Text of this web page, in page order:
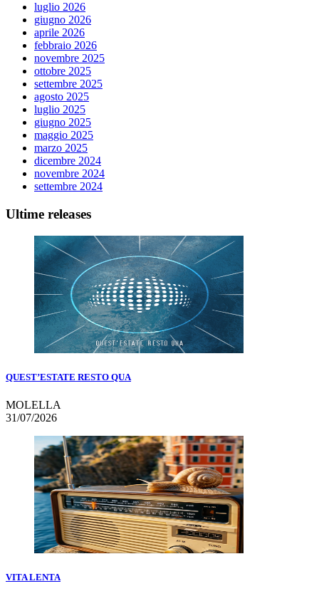
luglio 2026
giugno 2026
aprile 2026
febbraio 2026
novembre 2025
ottobre 2025
settembre 2025
agosto 2025
luglio 2025
giugno 2025
maggio 2025
marzo 2025
dicembre 2024
novembre 2024
settembre 2024
Ultime releases
QUEST’ESTATE RESTO QUA
MOLELLA
31/07/2026
VITA LENTA